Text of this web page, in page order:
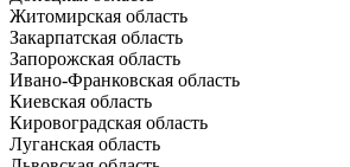
Житомирская область
Закарпатская область
Запорожская область
Ивано-Франковская область
Киевская область
Кировоградская область
Луганская область